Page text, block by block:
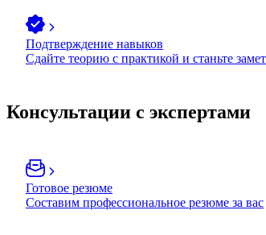
Подтверждение навыков
Сдайте теорию с практикой и станьте
Консультации с экспертами
Готовое резюме
Составим профессиональное резюме за вас